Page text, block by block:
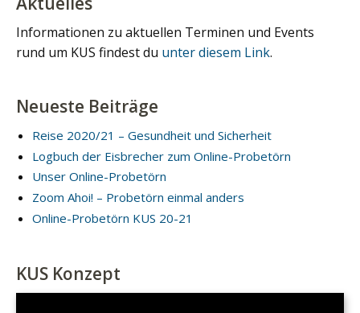
Informationen zu aktuellen Terminen und Events
rund um KUS findest du unter diesem Link.
Neueste Beiträge
Reise 2020/21 – Gesundheit und Sicherheit
Logbuch der Eisbrecher zum Online-Probetörn
Unser Online-Probetörn
Zoom Ahoi! – Probetörn einmal anders
Online-Probetörn KUS 20-21
KUS Konzept